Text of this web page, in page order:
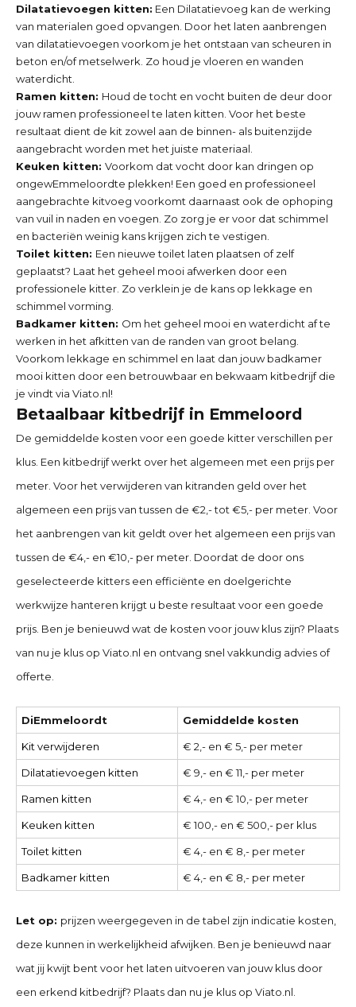
Dilatatievoegen kitten: Een Dilatatievoeg kan de werking
van materialen goed opvangen. Door het laten aanbrengen
van dilatatievoegen voorkom je het ontstaan van scheuren in
beton en/of metselwerk. Zo houd je vloeren en wanden
waterdicht.
Ramen kitten: Houd de tocht en vocht buiten de deur door
jouw ramen professioneel te laten kitten. Voor het beste
resultaat dient de kit zowel aan de binnen- als buitenzijde
aangebracht worden met het juiste materiaal.
Keuken kitten: Voorkom dat vocht door kan dringen op
ongewEmmeloordte plekken! Een goed en professioneel
aangebrachte kitvoeg voorkomt daarnaast ook de ophoping
van vuil in naden en voegen. Zo zorg je er voor dat schimmel
en bacteriën weinig kans krijgen zich te vestigen.
Toilet kitten: Een nieuwe toilet laten plaatsen of zelf
geplaatst? Laat het geheel mooi afwerken door een
professionele kitter. Zo verklein je de kans op lekkage en
schimmel vorming.
Badkamer kitten: Om het geheel mooi en waterdicht af te
werken in het afkitten van de randen van groot belang.
Voorkom lekkage en schimmel en laat dan jouw badkamer
mooi kitten door een betrouwbaar en bekwaam kitbedrijf die
je vindt via Viato.nl!
Betaalbaar kitbedrijf in Emmeloord
De gemiddelde kosten voor een goede kitter verschillen per
klus. Een kitbedrijf werkt over het algemeen met een prijs per
meter. Voor het verwijderen van kitranden geld over het
algemeen een prijs van tussen de €2,- tot €5,- per meter. Voor
het aanbrengen van kit geldt over het algemeen een prijs van
tussen de €4,- en €10,- per meter. Doordat de door ons
geselecteerde kitters een efficiënte en doelgerichte
werkwijze hanteren krijgt u beste resultaat voor een goede
prijs. Ben je benieuwd wat de kosten voor jouw klus zijn? Plaats
van nu je klus op Viato.nl en ontvang snel vakkundig advies of
offerte.
DiEmmeloordt Gemiddelde kosten
Kit verwijderen € 2,- en € 5,- per meter
Dilatatievoegen kitten € 9,- en € 11,- per meter
Ramen kitten € 4,- en € 10,- per meter
Keuken kitten € 100,- en € 500,- per klus
Toilet kitten € 4,- en € 8,- per meter
Badkamer kitten € 4,- en € 8,- per meter
Let op: prijzen weergegeven in de tabel zijn indicatie kosten,
deze kunnen in werkelijkheid afwijken. Ben je benieuwd naar
wat jij kwijt bent voor het laten uitvoeren van jouw klus door
een erkend kitbedrijf? Plaats dan nu je klus op Viato.nl.